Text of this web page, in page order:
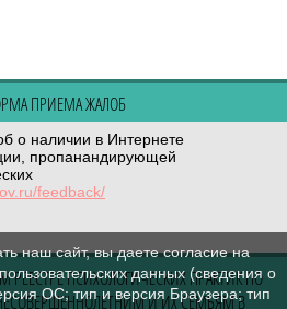
ПРИЕМА ЖАЛОБ
о наличии в Интернете
пропанандирующей
feedback/
ПСИХОЛОГИЧЕСКИХ ПРАКТИК ПО
И ИХ СЕМЬЯМ В
наш сайт, вы даете согласие на
данных (сведения о
ОС; тип и версия Браузера; тип